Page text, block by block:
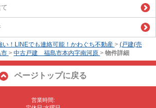
！LINEでも連絡可能！かわぐち不動産 > (戸建(売
> 中古戸建 福島市本内字南河原 > 物件詳細
ページトップに戻る
営業時間: